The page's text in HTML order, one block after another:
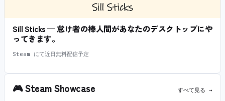
Sill Sticks — 怠け者の棒人間があなたのデスクトップにや
ってきます。
Steam にて近日無料配信予定
🎮Steam Showcase すべて見る →